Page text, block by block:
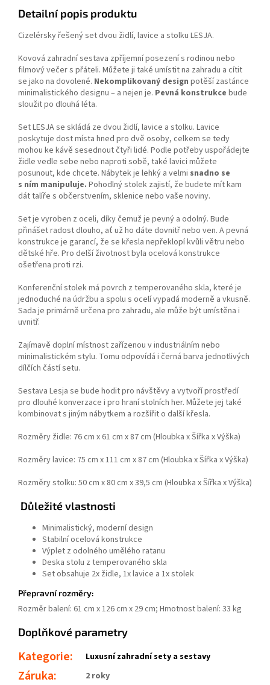
Detailní popis produktu
Cizelérsky řešený set dvou židlí, lavice a stolku LESJA.
Kovová zahradní sestava zpříjemní posezení s rodinou nebo
filmový večer s přáteli. Můžete ji také umístit na zahradu a cítit
se jako na dovolené. Nekomplikovaný design potěší zastánce
minimalistického designu – a nejen je. Pevná konstrukce bude
sloužit po dlouhá léta.
Set LESJA se skládá ze dvou židlí, lavice a stolku. Lavice
poskytuje dost místa hned pro dvě osoby, celkem se tedy
mohou ke kávě sesednout čtyři lidé. Podle potřeby uspořádejte
židle vedle sebe nebo naproti sobě, také lavici můžete
posunout, kde chcete. Nábytek je lehký a velmi snadno se
s ním manipuluje. Pohodlný stolek zajistí, že budete mít kam
dát talíře s občerstvením, sklenice nebo vaše noviny.
Set je vyroben z oceli, díky čemuž je pevný a odolný. Bude
přinášet radost dlouho, ať už ho dáte dovnitř nebo ven. A pevná
konstrukce je garancí, že se křesla nepřeklopí kvůli větru nebo
dětské hře. Pro delší životnost byla ocelová konstrukce
ošetřena proti rzi.
Konferenční stolek má povrch z temperovaného skla, které je
jednoduché na údržbu a spolu s ocelí vypadá moderně a vkusně.
Sada je primárně určena pro zahradu, ale může být umístěna i
uvnitř.
Zajímavě doplní místnost zařízenou v industriálním nebo
minimalistickém stylu. Tomu odpovídá i černá barva jednotlivých
dílčích částí setu.
Sestava Lesja se bude hodit pro návštěvy a vytvoří prostředí
pro dlouhé konverzace i pro hraní stolních her. Můžete jej také
kombinovat s jiným nábytkem a rozšířit o další křesla.
Rozměry židle: 76 cm x 61 cm x 87 cm (Hloubka x Šířka x Výška)
Rozměry lavice: 75 cm x 111 cm x 87 cm (Hloubka x Šířka x Výška)
Rozměry stolku: 50 cm x 80 cm x 39,5 cm (Hloubka x Šířka x Výška)
Důležité vlastnosti
Minimalistický, moderní design
Stabilní ocelová konstrukce
Výplet z odolného umělého ratanu
Deska stolu z temperovaného skla
Set obsahuje 2x židle, 1x lavice a 1x stolek
Přepravní rozměry:
Rozměr balení: 61 cm x 126 cm x 29 cm; Hmotnost balení: 33 kg
Doplňkové parametry
Kategorie: Luxusní zahradní sety a sestavy
Záruka: 2 roky